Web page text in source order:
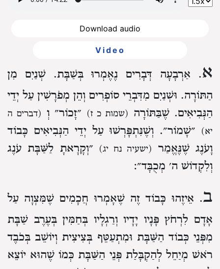
Download audio
Video
א. אַרְבָעָה דְּבָרִים נֶאֶמְרוּ בְּשַׁבָּת. שְׁנַיִם מִן
הַתּוֹרָה. וּשְׁנַיִם מִדִּבְרֵי סוֹפְרִים וְהֵן מְפֹרָשִׁין עַל יְדֵי
הַנְּבִיאִים. שֶׁבַּתּוֹרָה (שמות כ ז) ״זָכוֹר״ וְ (דברים ה
יא) ״שָׁמוֹר״. וְשֶׁנִּתְפָּרְשׁוּ עַל יְדֵי הַנְּבִיאִים כָּבוֹד
וָעֹנֶג שֶׁנֶּאֱמַר (ישעיה נח יג) ״וְקָרָאתָ לַשַּׁבָּת עֹנֶג
וְלִקְדוֹשׁ ה׳ מְכֻבָּד״:
ב. אֵיזֶהוּ כָּבוֹד זֶה שֶׁאָמְרוּ חֲכָמִים שֶׁמִּצְוָה עַל
אָדָם לִרְחֹץ פָּנָיו יָדָיו וְרַגְלָיו בְּחַמִּין בְּעֶרֶב שַׁבָּת
מִפְּנֵי כְּבוֹד הַשַּׁבָּת וּמִתְעַטֵּף בְּצִיצִית וְיוֹשֵׁב בְּכֹבֶד
רֹאשׁ מְיַחֵל לְהַקְבָּלַת פְּנֵי הַשַּׁבָּת כְּמוֹ שֶׁהוּא יוֹצֵא